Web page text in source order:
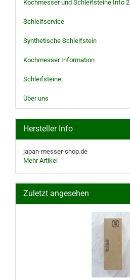
Kochmesser und Schleifsteine Info 2
Schleifservice
Synthetische Schleifstein
Kochmesser Information
Schleifsteine
Über uns
Hersteller Info
japan-messer-shop.de
Mehr Artikel
Zuletzt angesehen